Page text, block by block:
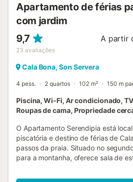
Apartamento de férias
com jardim
9,7
23 avaliações
A partir
Cala Bona, Son Servera
4 pess. 2 quartos 102 m² 150 m
Piscina, Wi-Fi, Ar condicionado,
Roupas de cama, Propriedade
O Apartamento Serendipia está
piscatória e destino de férias de
passos da praia. Situado no
para a montanha, oferece sala de
2 casas de banho, acomodando até